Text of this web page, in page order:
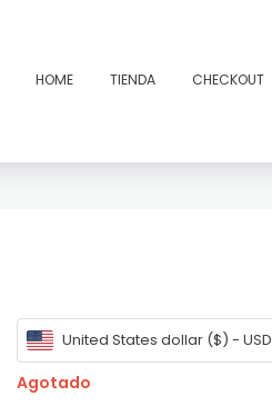
HOME TIENDA CHECKOUT
United States dollar ($) - USD
Agotado